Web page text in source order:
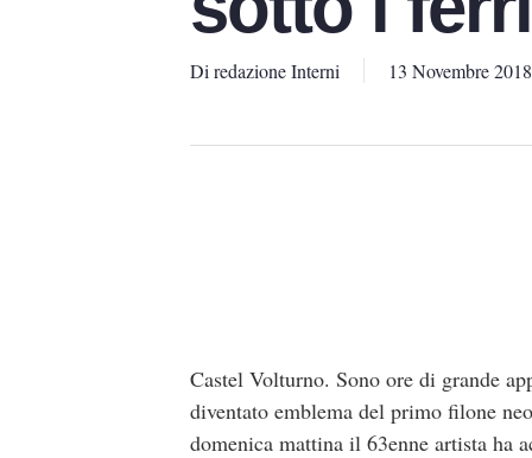
Di redazione Interni 13 Novembre 2018
Castel Volturno. Sono ore di grande
diventato emblema del primo filone
domenica mattina il 63enne artista ha